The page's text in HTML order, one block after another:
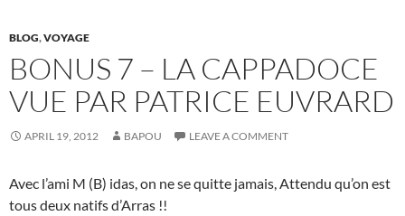
BLOG,VOYAGE
BONUS 7 – LA CAPPADOCE
VUE PAR PATRICE EUVRARD
APRIL 19, 2012 BAPOU LEAVE A COMMENT
Avec l’ami M (B) idas, on ne se quitte jamais, Attendu qu’on est
tous deux natifs d’Arras !!